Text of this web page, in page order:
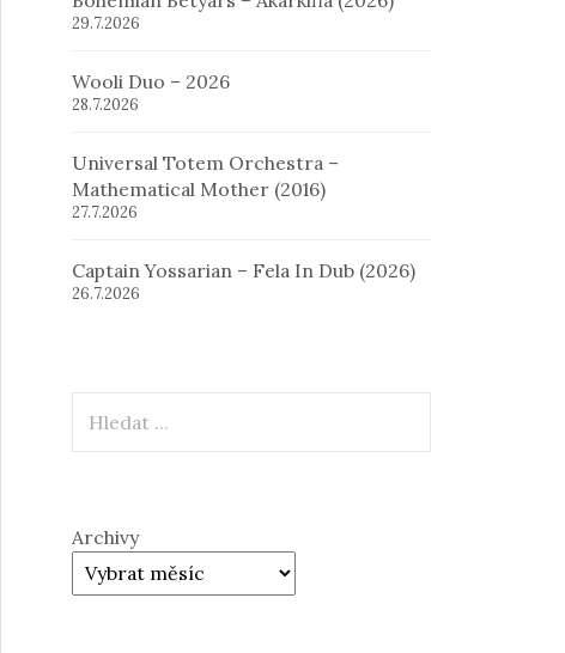
29.7.2026
Wooli Duo – 2026
28.7.2026
Universal Totem Orchestra –
Mathematical Mother (2016)
27.7.2026
Captain Yossarian – Fela In Dub (2026)
26.7.2026
Archivy